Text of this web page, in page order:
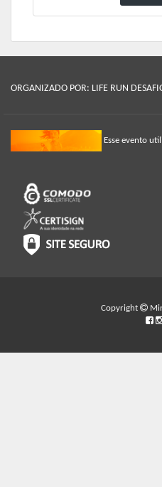
ORGANIZADO POR: LIFE RUN
Esse evento
Copyright